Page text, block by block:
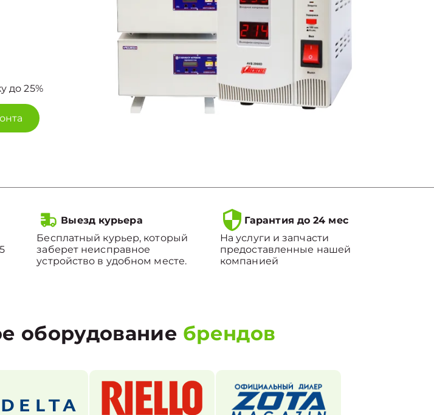
до 25%
Выезд курьера
Бесплатный курьер, который
заберет неисправное
устройство в удобном месте.
Гарантия до 24 мес
На услуги и запчасти
предоставленные нашей
компанией
оборудование брендов